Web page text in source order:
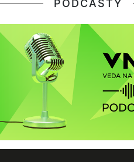
PODCASTY